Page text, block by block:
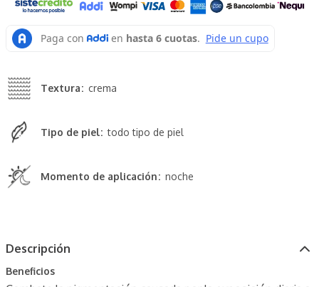
Tipo de piel todo tipo de piel
Textura crema
Momento de aplicación noche
Descripción
Beneficios